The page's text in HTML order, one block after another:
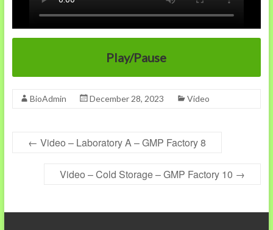
Play/Pause
BioAdmin December 28, 2023 Video
← Video – Laboratory A – GMP Factory 8
Video – Cold Storage – GMP Factory 10 →